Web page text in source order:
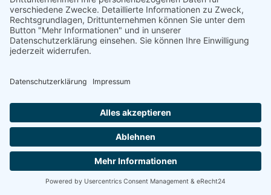
Es wurden leider keine Artikel gefunden, die Ihren Kriterien
entsprechen.